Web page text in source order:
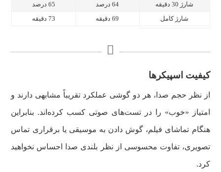
شارژ 30 دقیقه
64 درصد
65 درصد
شارژ کامل
69 دقیقه 73 دقیقه
کیفیت اسپیکرها
از نظر حجم صدا، هر دو گوشی عملکرد تقریباً مشابهی دارند و
امتیاز «خوب» را در تست‌های صوتی کسب کرده‌اند. بنابراین
هنگام تماشای فیلم، گوش دادن به موسیقی یا برقراری تماس
تصویری، تفاوت محسوسی از نظر بلندی صدا احساس نخواهید
کرد.